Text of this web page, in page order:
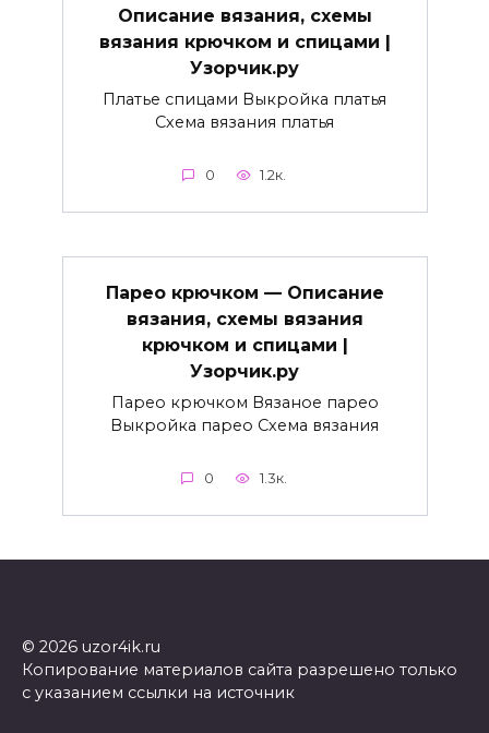
Описание вязания, схемы
вязания крючком и спицами |
Узорчик.ру
Платье спицами Выкройка платья
Схема вязания платья
0 1.2к.
Парео крючком — Описание
вязания, схемы вязания
крючком и спицами |
Узорчик.ру
Парео крючком Вязаное парео
Выкройка парео Схема вязания
0 1.3к.
© 2026 uzor4ik.ru
Копирование материалов сайта разрешено только
с указанием ссылки на источник